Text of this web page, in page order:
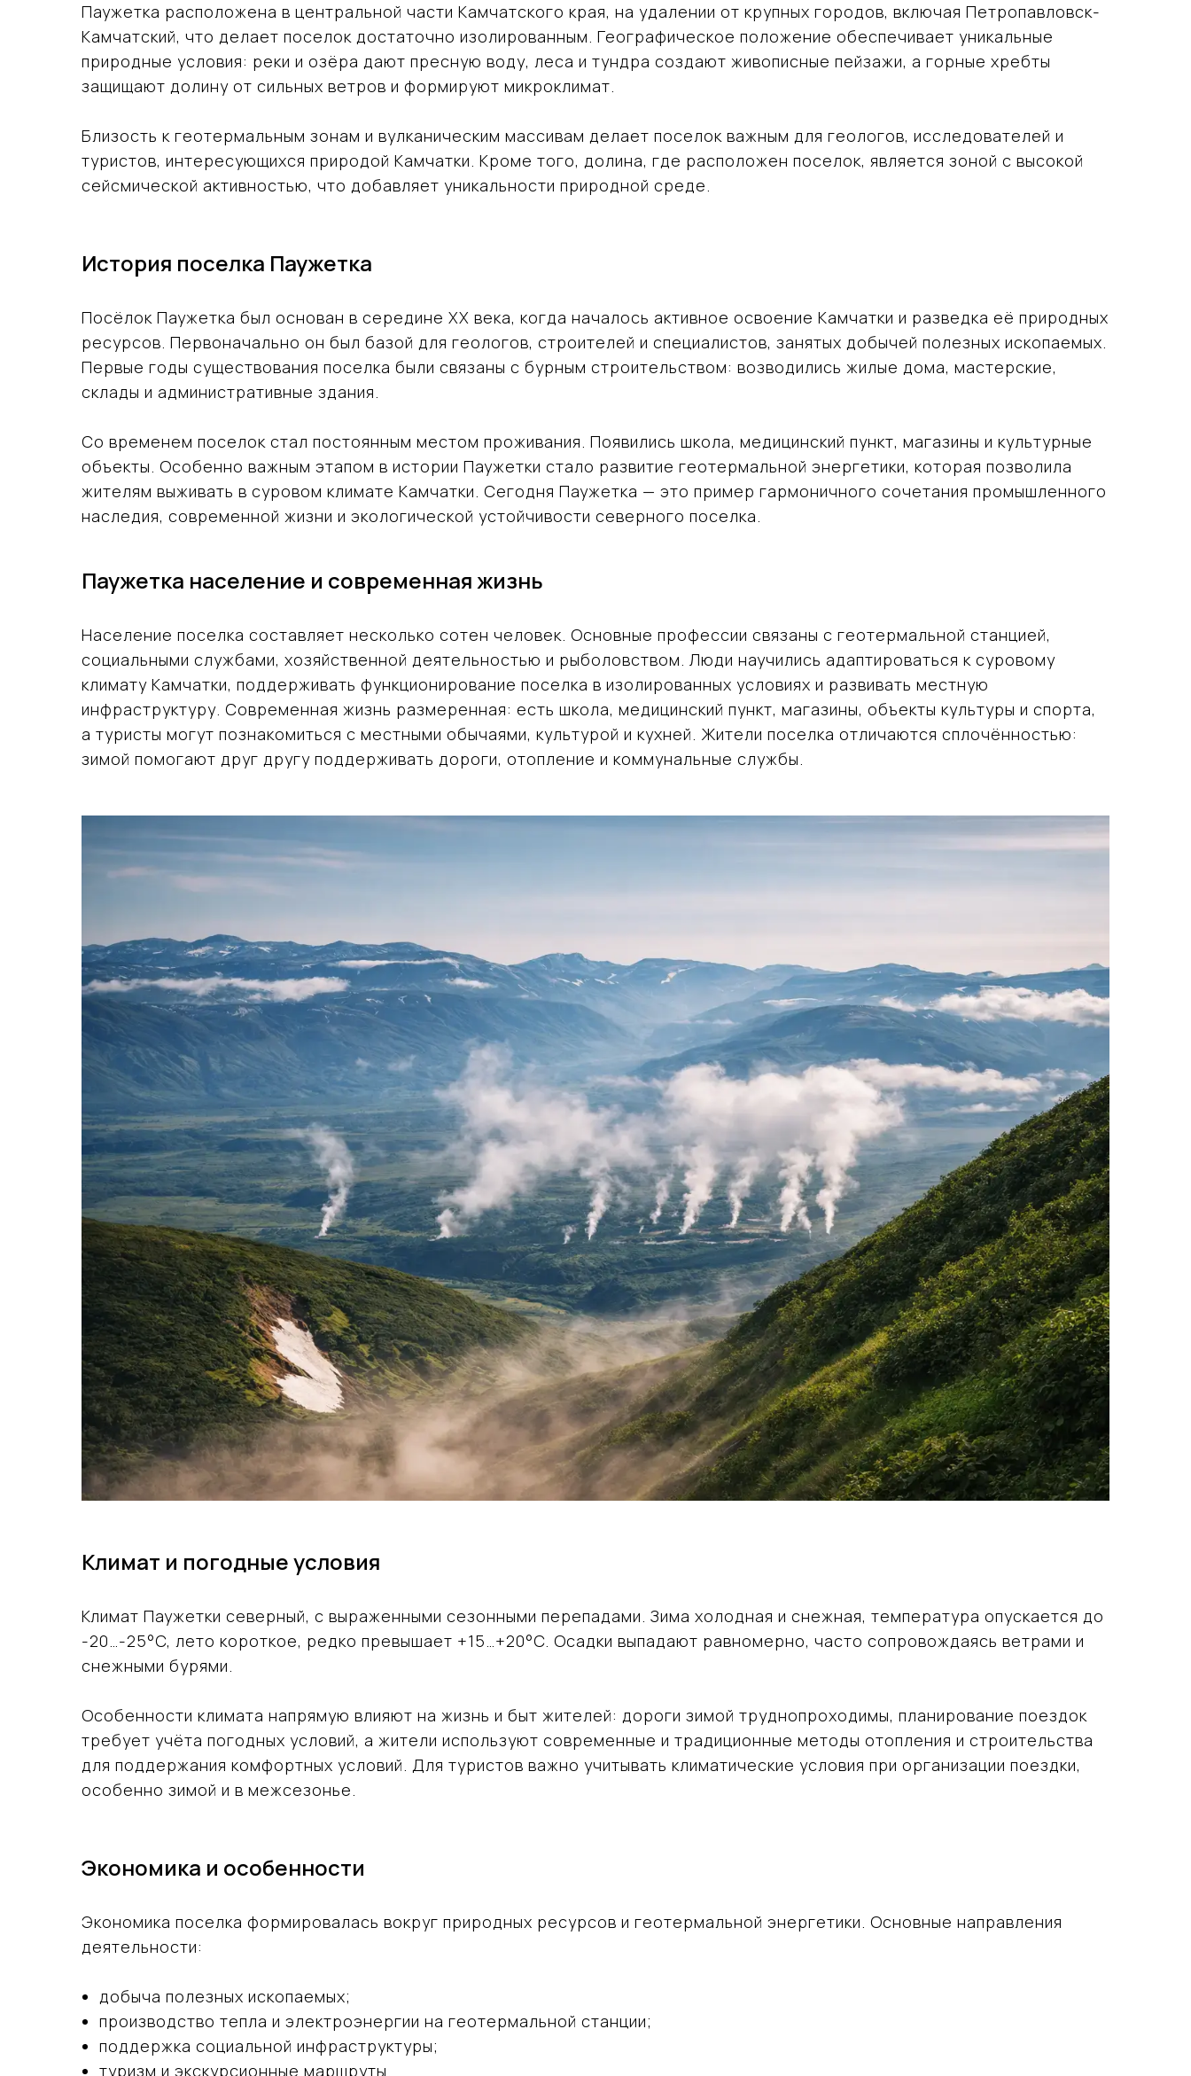
Паужетка расположена в центральной части Камчатского края, на удалении от крупных городов, включая Петропавловск-
Камчатский, что делает поселок достаточно изолированным. Географическое положение обеспечивает уникальные
природные условия: реки и озёра дают пресную воду, леса и тундра создают живописные пейзажи, а горные хребты
защищают долину от сильных ветров и формируют микроклимат.
Близость к геотермальным зонам и вулканическим массивам делает поселок важным для геологов, исследователей и
туристов, интересующихся природой Камчатки. Кроме того, долина, где расположен поселок, является зоной с высокой
сейсмической активностью, что добавляет уникальности природной среде.
История поселка Паужетка
Посёлок Паужетка был основан в середине XX века, когда началось активное освоение Камчатки и разведка её природных
ресурсов. Первоначально он был базой для геологов, строителей и специалистов, занятых добычей полезных ископаемых.
Первые годы существования поселка были связаны с бурным строительством: возводились жилые дома, мастерские,
склады и административные здания.
Со временем поселок стал постоянным местом проживания. Появились школа, медицинский пункт, магазины и культурные
объекты. Особенно важным этапом в истории Паужетки стало развитие геотермальной энергетики, которая позволила
жителям выживать в суровом климате Камчатки. Сегодня Паужетка — это пример гармоничного сочетания промышленного
наследия, современной жизни и экологической устойчивости северного поселка.
Паужетка население и современная жизнь
Население поселка составляет несколько сотен человек. Основные профессии связаны с геотермальной станцией,
социальными службами, хозяйственной деятельностью и рыболовством. Люди научились адаптироваться к суровому
климату Камчатки, поддерживать функционирование поселка в изолированных условиях и развивать местную
инфраструктуру. Современная жизнь размеренная: есть школа, медицинский пункт, магазины, объекты культуры и спорта,
а туристы могут познакомиться с местными обычаями, культурой и кухней. Жители поселка отличаются сплочённостью:
зимой помогают друг другу поддерживать дороги, отопление и коммунальные службы.
Климат и погодные условия
Климат Паужетки северный, с выраженными сезонными перепадами. Зима холодная и снежная, температура опускается до
-20…-25°C, лето короткое, редко превышает +15…+20°C. Осадки выпадают равномерно, часто сопровождаясь ветрами и
снежными бурями.
Особенности климата напрямую влияют на жизнь и быт жителей: дороги зимой труднопроходимы, планирование поездок
требует учёта погодных условий, а жители используют современные и традиционные методы отопления и строительства
для поддержания комфортных условий. Для туристов важно учитывать климатические условия при организации поездки,
особенно зимой и в межсезонье.
Экономика и особенности
Экономика поселка формировалась вокруг природных ресурсов и геотермальной энергетики. Основные направления
деятельности:
добыча полезных ископаемых;
производство тепла и электроэнергии на геотермальной станции;
поддержка социальной инфраструктуры;
туризм и экскурсионные маршруты.